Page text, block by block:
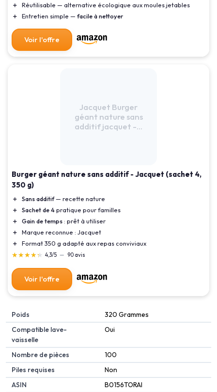
＋
Réutilisable — alternative écologique aux moules jetables
＋
Entretien simple — facile à nettoyer
Voir l'offre
Jacquet Burger
géant nature sans
additif jacquet -...
Burger géant nature sans additif - Jacquet (sachet 4,
350 g)
＋ Sans additif— recette nature
＋
Sachet de 4pratique pour familles
＋
Gain de temps : prêt à utiliser
＋
Marque reconnue : Jacquet
＋
Format 350 g adapté aux repas conviviaux
★★★★★
★★★★★ 4,3/5 — 90 avis
Voir l'offre
Poids
‎320 Grammes
Compatible lave-
vaisselle
‎Oui
Nombre de pièces
‎100
Piles requises
‎Non
ASIN
B0156TORAI